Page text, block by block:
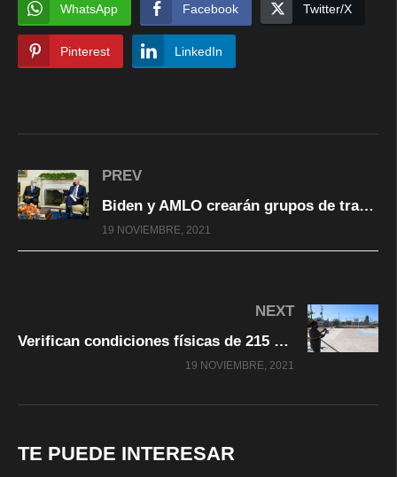
WhatsApp Facebook Twitter/X
Pinterest LinkedIn
PREV
Biden y AMLO crearán grupos de trabajo sobre el tráfico de armas
19 NOVIEMBRE, 2021
NEXT
Verifican condiciones físicas de 215 unidades deportivas del municipio
19 NOVIEMBRE, 2021
TE PUEDE INTERESAR